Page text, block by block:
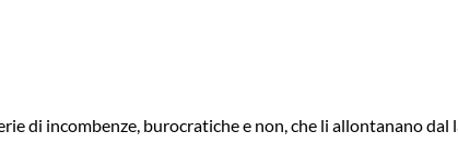
di incombenze, burocratiche e non, che li allontanano